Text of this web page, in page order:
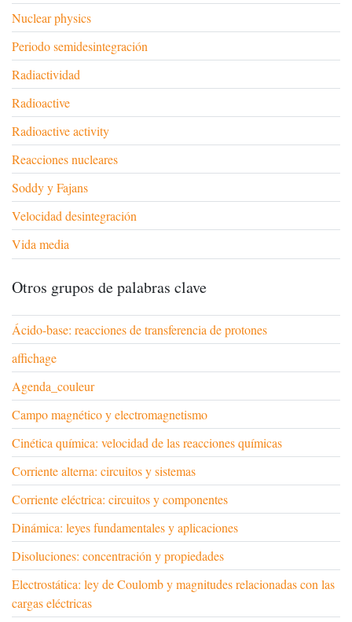
Nuclear physics
Periodo semidesintegración
Radiactividad
Radioactive
Radioactive activity
Reacciones nucleares
Soddy y Fajans
Velocidad desintegración
Vida media
Otros grupos de palabras clave
Ácido-base: reacciones de transferencia de protones
affichage
Agenda_couleur
Campo magnético y electromagnetismo
Cinética química: velocidad de las reacciones químicas
Corriente alterna: circuitos y sistemas
Corriente eléctrica: circuitos y componentes
Dinámica: leyes fundamentales y aplicaciones
Disoluciones: concentración y propiedades
Electrostática: ley de Coulomb y magnitudes relacionadas con las
cargas eléctricas